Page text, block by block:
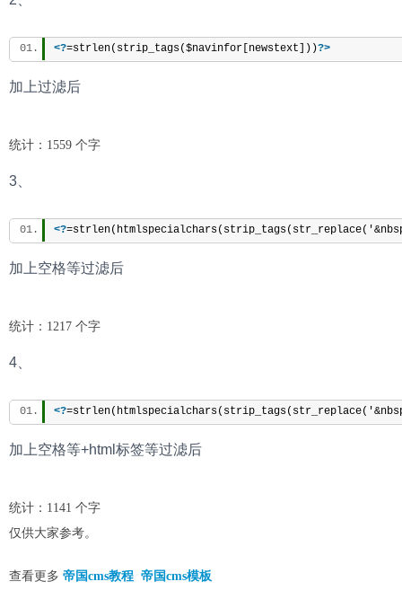
<?=strlen(strip_tags($navinfor[newstext]))?>
加上过滤后
统计：1559 个字
3、
<?
加上空格等过滤后
统计：1217 个字
4、
<?
加上空格等+html标签等过滤后
统计：1141 个字
仅供大家参考。
查看更多 帝国cms教程 帝国cms模板